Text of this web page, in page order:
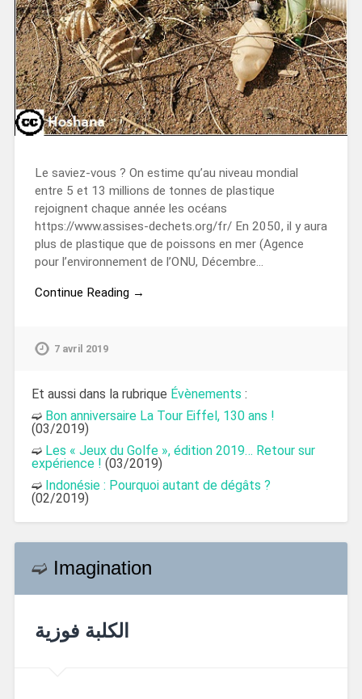
Le saviez-vous ? On estime qu’au niveau mondial
entre 5 et 13 millions de tonnes de plastique
rejoignent chaque année les océans
https://www.assises-dechets.org/fr/ En 2050, il y aura
plus de plastique que de poissons en mer (Agence
pour l’environnement de l’ONU, Décembre…
Continue Reading →
7 avril 2019
Et aussi dans la rubrique Évènements :
➫ Bon anniversaire La Tour Eiffel, 130 ans !
(03/2019)
➫ Les « Jeux du Golfe », édition 2019… Retour sur
expérience ! (03/2019)
➫ Indonésie : Pourquoi autant de dégâts ?
(02/2019)
➫ Imagination
الكلبة فوزية